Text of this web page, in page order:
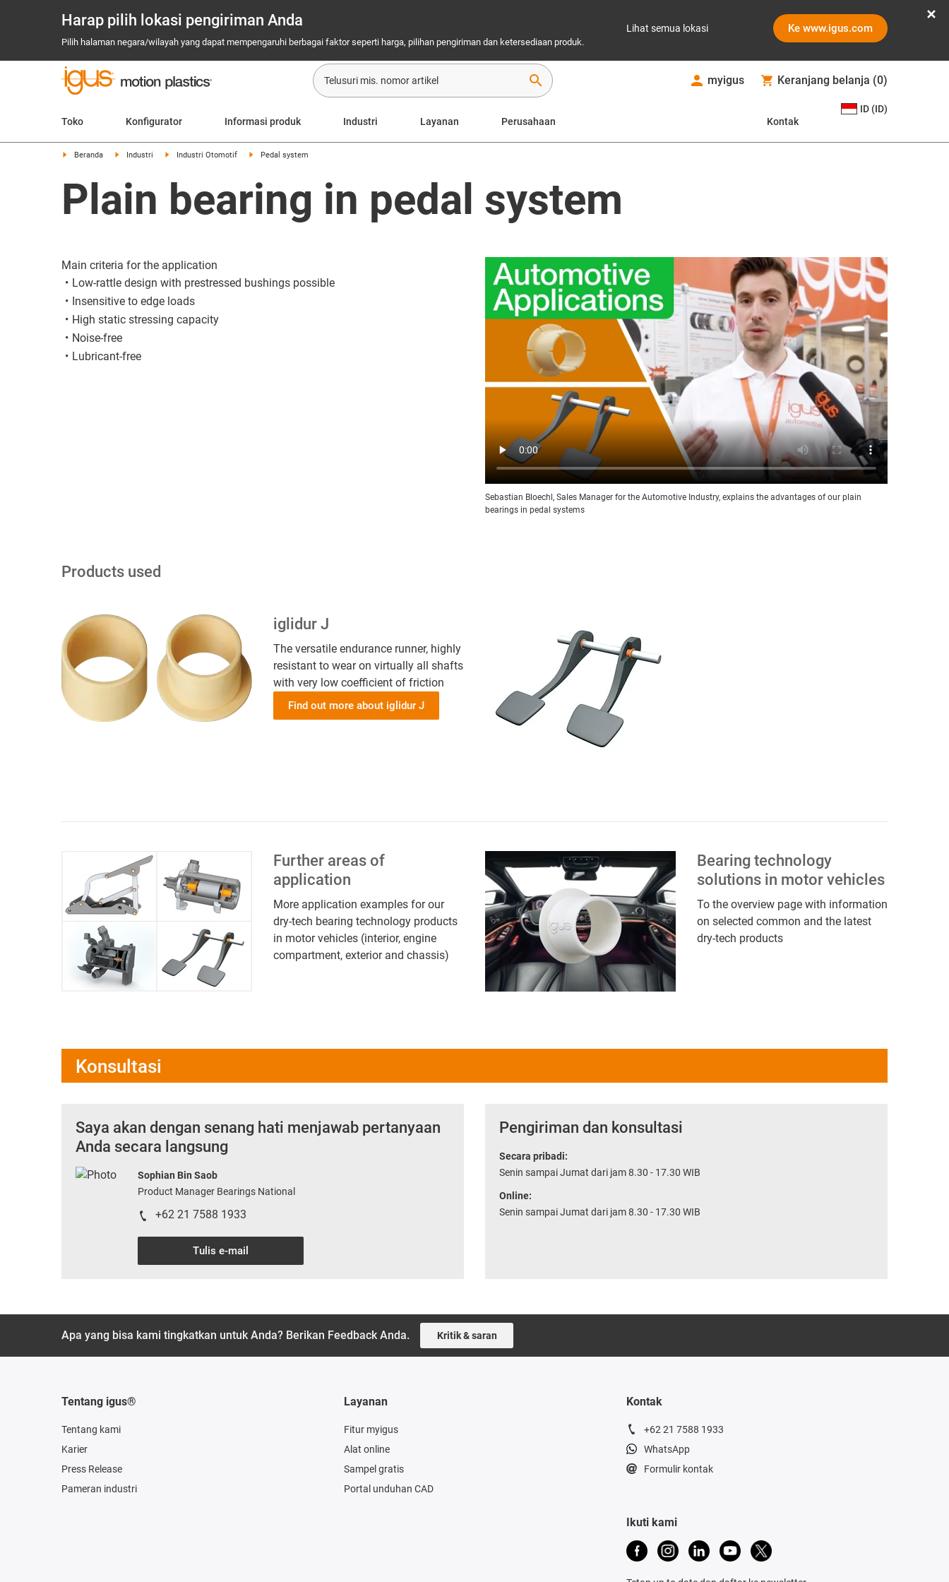
Harap pilih lokasi pengiriman Anda
Pilih halaman negara/wilayah yang dapat mempengaruhi berbagai faktor seperti harga, pilihan pengiriman dan ketersediaan produk.
Lihat semua lokasi Ke www.igus.com
search myigus Keranjang belanja (0)
Toko Konfigurator Informasi produk Industri Layanan Perusahaan Kontak
ID (ID)
Beranda Industri Industri Otomotif Pedal system
Plain bearing in pedal system
Main criteria for the application
Low-rattle design with prestressed bushings possible
Insensitive to edge loads
High static stressing capacity
Noise-free
Lubricant-free
Sebastian Bloechl, Sales Manager for the Automotive Industry, explains the advantages of our plain
bearings in pedal systems
Products used
iglidur J
The versatile endurance runner, highly
resistant to wear on virtually all shafts
with very low coefficient of friction
Find out more about iglidur J
Further areas of
application
More application examples for our
dry-tech bearing technology products
in motor vehicles (interior, engine
compartment, exterior and chassis)
Bearing technology
solutions in motor vehicles
To the overview page with information
on selected common and the latest
dry-tech products
Konsultasi
Saya akan dengan senang hati menjawab pertanyaan
Anda secara langsung
Sophian Bin Saob
Product Manager Bearings National
+62 21 7588 1933
Tulis e-mail
Pengiriman dan konsultasi
Secara pribadi:
Senin sampai Jumat dari jam 8.30 - 17.30 WIB
Online:
Senin sampai Jumat dari jam 8.30 - 17.30 WIB
Apa yang bisa kami tingkatkan untuk Anda? Berikan Feedback Anda. Kritik & saran
Tentang igus®
Tentang kami
Karier
Press Release
Pameran industri
Layanan
Fitur myigus
Alat online
Sampel gratis
Portal unduhan CAD
Kontak
+62 21 7588 1933
WhatsApp
Formulir kontak
Ikuti kami